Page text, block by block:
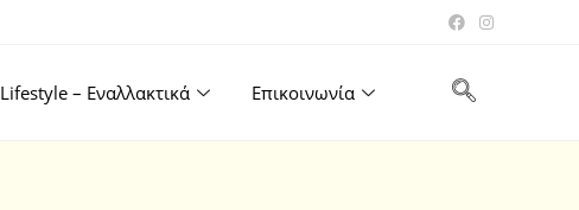
Lifestyle – Εναλλακτικά Επικοινωνία